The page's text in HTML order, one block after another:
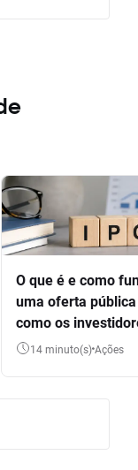
O que é e como
uma oferta
como os
participar
14 minuto(s) Ações